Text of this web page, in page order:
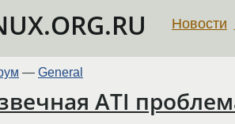
Новости
— General
ATI